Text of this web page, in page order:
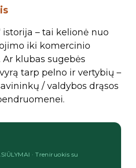
istorija – tai kelionė nuo
iki komercinio
klubas sugebės
tarp pelno ir vertybių –
/ valdybos drąsos
· Treniruokis su